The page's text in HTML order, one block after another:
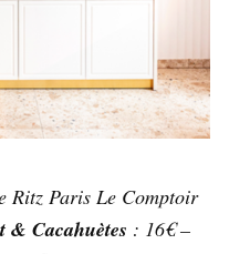
Ritz Paris Le Comptoir
& Cacahuètes : 16€ –